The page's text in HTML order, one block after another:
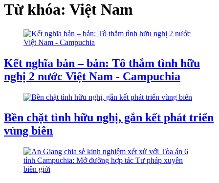
Từ khóa: Việt Nam
Kết nghĩa bản – bản: Tô thắm tình hữu
nghị 2 nước Việt Nam - Campuchia
Bền chặt tình hữu nghị, gắn kết phát triển
vùng biên